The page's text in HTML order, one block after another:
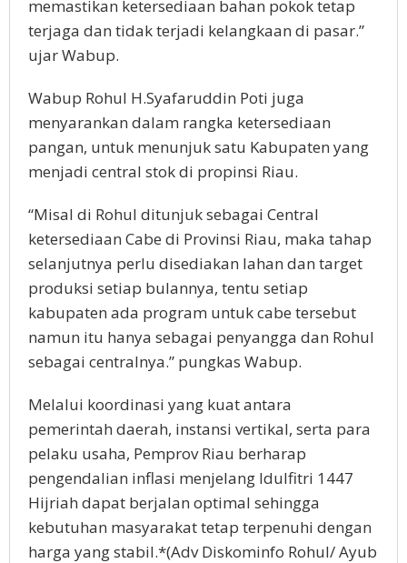
memastikan ketersediaan bahan pokok tetap
terjaga dan tidak terjadi kelangkaan di pasar.”
ujar Wabup.
Wabup Rohul H.Syafaruddin Poti juga
menyarankan dalam rangka ketersediaan
pangan, untuk menunjuk satu Kabupaten yang
menjadi central stok di propinsi Riau.
“Misal di Rohul ditunjuk sebagai Central
ketersediaan Cabe di Provinsi Riau, maka tahap
selanjutnya perlu disediakan lahan dan target
produksi setiap bulannya, tentu setiap
kabupaten ada program untuk cabe tersebut
namun itu hanya sebagai penyangga dan Rohul
sebagai centralnya.” pungkas Wabup.
Melalui koordinasi yang kuat antara
pemerintah daerah, instansi vertikal, serta para
pelaku usaha, Pemprov Riau berharap
pengendalian inflasi menjelang Idulfitri 1447
Hijriah dapat berjalan optimal sehingga
kebutuhan masyarakat tetap terpenuhi dengan
harga yang stabil.*(Adv Diskominfo Rohul/ Ayub